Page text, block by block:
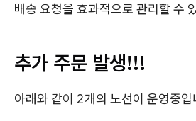
배송 요청을 효과적으로 관리할 수
추가 주문 발생!!!
아래와 같이 2개의 노선이 운영중입